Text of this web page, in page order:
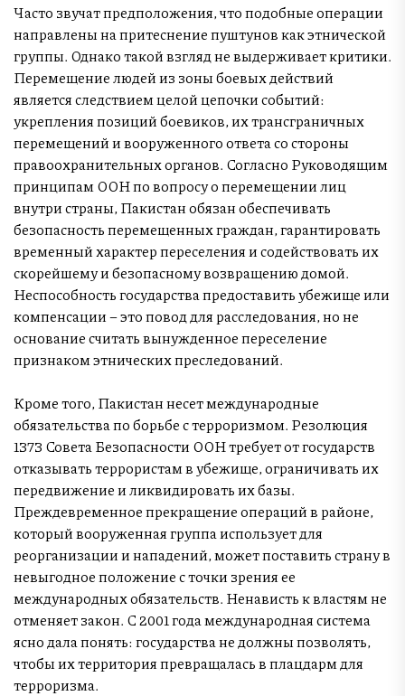
Часто звучат предположения, что подобные операции
направлены на притеснение пуштунов как этнической
группы. Однако такой взгляд не выдерживает критики.
Перемещение людей из зоны боевых действий
является следствием целой цепочки событий:
укрепления позиций боевиков, их трансграничных
перемещений и вооруженного ответа со стороны
правоохранительных органов. Согласно Руководящим
принципам ООН по вопросу о перемещении лиц
внутри страны, Пакистан обязан обеспечивать
безопасность перемещенных граждан, гарантировать
временный характер переселения и содействовать их
скорейшему и безопасному возвращению домой.
Неспособность государства предоставить убежище или
компенсации – это повод для расследования, но не
основание считать вынужденное переселение
признаком этнических преследований.
Кроме того, Пакистан несет международные
обязательства по борьбе с терроризмом. Резолюция
1373 Совета Безопасности ООН требует от государств
отказывать террористам в убежище, ограничивать их
передвижение и ликвидировать их базы.
Преждевременное прекращение операций в районе,
который вооруженная группа использует для
реорганизации и нападений, может поставить страну в
невыгодное положение с точки зрения ее
международных обязательств. Ненависть к властям не
отменяет закон. С 2001 года международная система
ясно дала понять: государства не должны позволять,
чтобы их территория превращалась в плацдарм для
терроризма.